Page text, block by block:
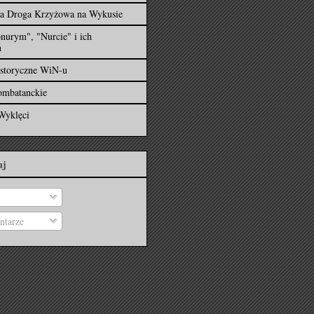
Droga Krzyżowa na Wykusie
"Nurcie" i ich
WiN-u